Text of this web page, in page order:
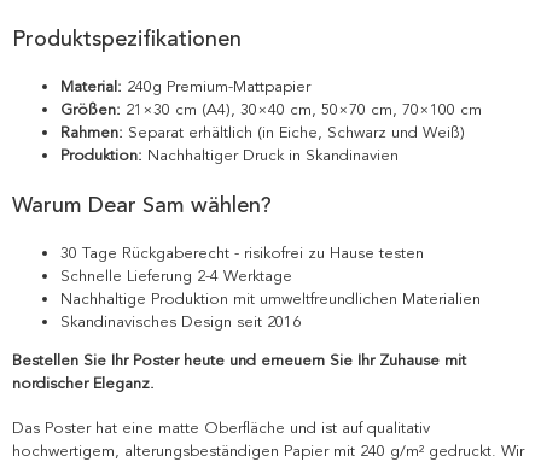
Produktspezifikationen
Material: 240g Premium-Mattpapier
Größen: 21×30 cm (A4), 30×40 cm, 50×70 cm, 70×100 cm
Rahmen: Separat erhältlich (in Eiche, Schwarz und Weiß)
Produktion: Nachhaltiger Druck in Skandinavien
Warum Dear Sam wählen?
30 Tage Rückgaberecht - risikofrei zu Hause testen
Schnelle Lieferung 2-4 Werktage
Nachhaltige Produktion mit umweltfreundlichen Materialien
Skandinavisches Design seit 2016
Bestellen Sie Ihr Poster heute und erneuern Sie Ihr Zuhause mit
nordischer Eleganz.
Das Poster hat eine matte Oberfläche und ist auf qualitativ
hochwertigem, alterungsbeständigen Papier mit 240 g/m² gedruckt. Wir